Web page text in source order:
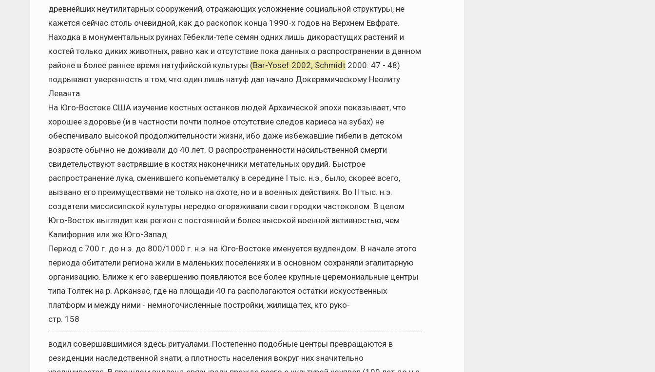
древнейших неутилитарных сооружений, отражающих усложнение социальной структуры, не
кажется сейчас столь очевидной, как до раскопок конца 1990-х годов на Верхнем Евфрате.
Находка в монументальных руинах Гёбекли-тепе семян одних лишь дикорастущих растений и
костей только диких животных, равно как и отсутствие пока данных о распространении в данном
районе в более раннее время натуфийской культуры (Bar-Yosef 2002; Schmidt 2000: 47 - 48)
подрывают уверенность в том, что один лишь натуф дал начало Докерамическому Неолиту
Леванта.
На Юго-Востоке США изучение костных останков людей Архаической эпохи показывает, что
хорошее здоровье (и в частности почти полное отсутствие следов кариеса на зубах) не
обеспечивало высокой продолжительности жизни, ибо даже избежавшие гибели в детском
возрасте обычно не доживали до 40 лет. О распространенности насильственной смерти
свидетельствуют застрявшие в костях наконечники метательных орудий. Быстрое
распространение лука, сменившего копьеметалку в середине I тыс. н.э., было, скорее всего,
вызвано его преимуществами не только на охоте, но и в военных действиях. Во II тыс. н.э.
создатели миссисипской культуры нередко огораживали свои городки частоколом. В целом
Юго-Восток выглядит как регион с постоянной и более высокой военной активностью, чем
Калифорния или же Юго-Запад.
Период с 700 г. до н.э. до 800/1000 г. н.э. на Юго-Востоке именуется вудлендом. В начале этого
периода обитатели региона жили в маленьких поселениях и в основном сохраняли эгалитарную
организацию. Ближе к его завершению появляются все более крупные церемониальные центры
типа Толтек на р. Арканзас, где на площади 40 га располагаются остатки искусственных
платформ и между ними - немногочисленные постройки, жилища тех, кто руко-
стр. 158
водил совершавшимися здесь ритуалами. Постепенно подобные центры превращаются в
резиденции наследственной знати, а плотность населения вокруг них значительно